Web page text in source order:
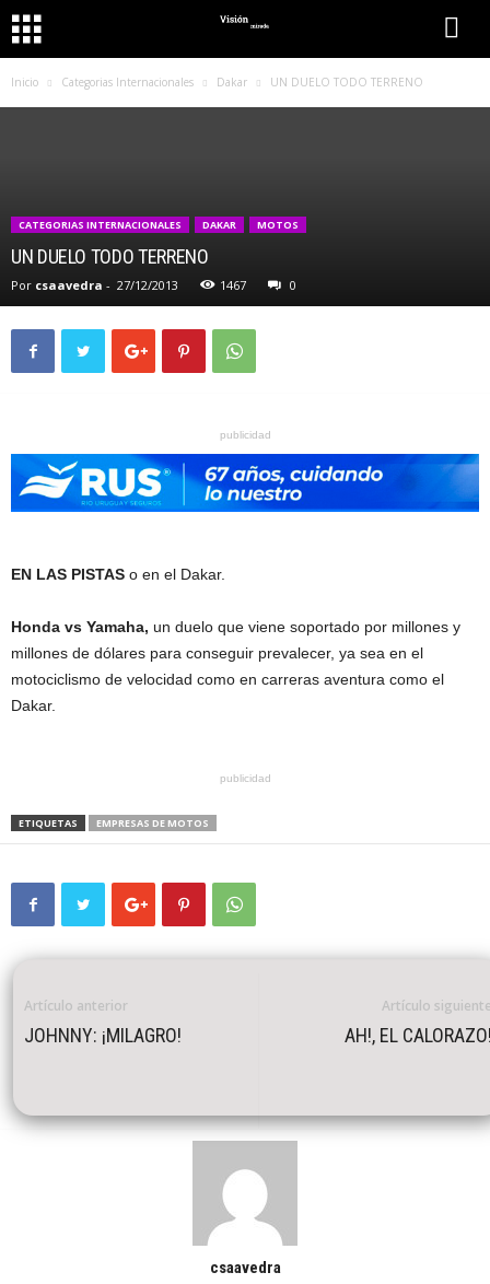
Inicio Categorias Internacionales Dakar UN DUELO TODO TERRENO
CATEGORIAS INTERNACIONALES DAKAR MOTOS
UN DUELO TODO TERRENO
Por csaavedra - 27/12/2013 1467 0
publicidad
EN LAS PISTAS o en el Dakar.
Honda vs Yamaha, un duelo que viene soportado por millones y
millones de dólares para conseguir prevalecer, ya sea en el
motociclismo de velocidad como en carreras aventura como el
Dakar.
publicidad
ETIQUETAS EMPRESAS DE MOTOS
Artículo anterior
JOHNNY: ¡MILAGRO!
Artículo
AH!, EL
csaavedra